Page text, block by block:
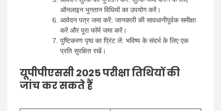
ऑनलाइन भुगतान विधियों का उपयोग करें।
आवेदन पत्र जमा करें: जानकारी की सावधानीपूर्वक समीक्षा
करें और पूरा फॉर्म जमा करें।
पुष्टिकरण पृष्ठ का प्रिंट लें: भविष्य के संदर्भ के लिए एक
प्रति सुरक्षित रखें।
यूपीपीएससी 2025 परीक्षा तिथियों की
जांच कर सकते हैं